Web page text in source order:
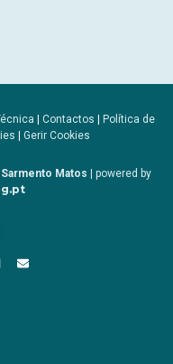
| Contactos | Política de
| Gerir Cookies
Matos | powered by